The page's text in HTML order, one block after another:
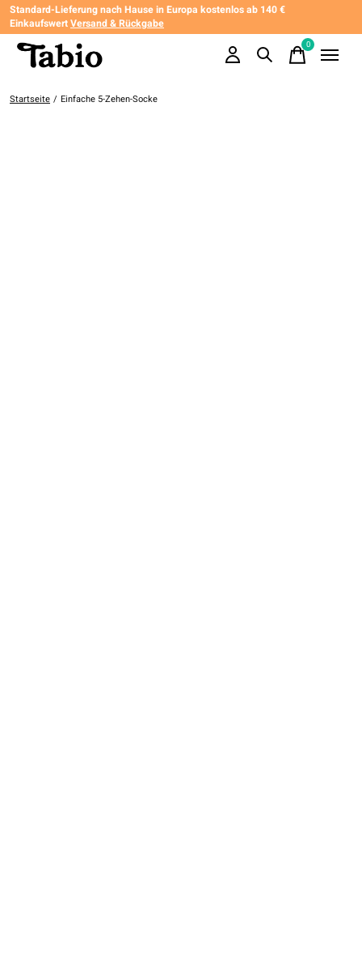
Standard-Lieferung nach Hause in Europa kostenlos ab 140 €
EinkaufswertVersand & Rückgabe
0items
Startseite / Einfache 5-Zehen-Socke